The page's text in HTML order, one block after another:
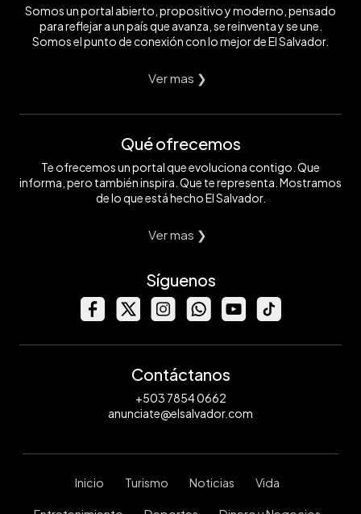
Somos un portal abierto, propositivo y moderno, pensado
para reflejar a un país que avanza, se reinventa y se une.
Somos el punto de conexión con lo mejor de El Salvador.
Ver mas ❯
Qué ofrecemos
Te ofrecemos un portal que evoluciona contigo. Que
informa, pero también inspira. Que te representa. Mostramos
de lo que está hecho El Salvador.
Ver mas ❯
Síguenos
Contáctanos
+503 7854 0662
anunciate@elsalvador.com
Inicio Turismo Noticias Vida